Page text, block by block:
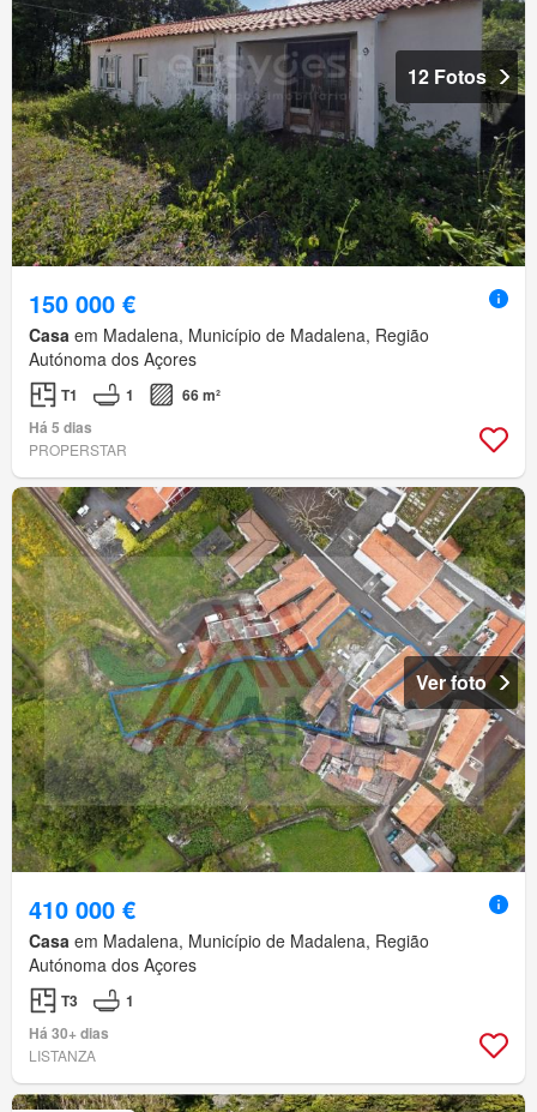
12 Fotos
150 000 €
Casa em Madalena, Município de Madalena, Região
Autónoma dos Açores
T1 1
66 m²
Há 5 dias
PROPERSTAR
Ver foto
410 000 €
Casa em Madalena, Município de Madalena, Região
Autónoma dos Açores
T3
1
Há 30+ dias
LISTANZA